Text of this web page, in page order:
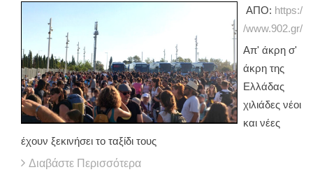
ΑΠΟ: https:/
/www.902.gr/
Απ' άκρη σ'
άκρη της
Ελλάδας
χιλιάδες νέοι
και νέες
έχουν ξεκινήσει το ταξίδι τους
Διαβάστε Περισσότερα